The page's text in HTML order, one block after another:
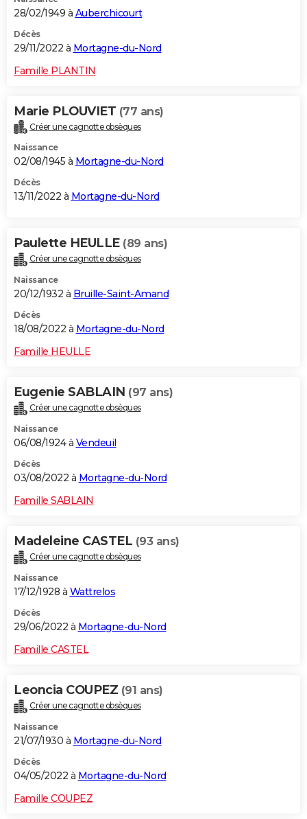
28/02/1949 à Auberchicourt
Décès
29/11/2022 à Mortagne-du-Nord
Famille PLANTIN
Marie PLOUVIET (77 ans)
Créer une cagnotte obsèques
Naissance
02/08/1945 à Mortagne-du-Nord
Décès
13/11/2022 à Mortagne-du-Nord
Paulette HEULLE (89 ans)
Créer une cagnotte obsèques
Naissance
20/12/1932 à Bruille-Saint-Amand
Décès
18/08/2022 à Mortagne-du-Nord
Famille HEULLE
Eugenie SABLAIN (97 ans)
Créer une cagnotte obsèques
Naissance
06/08/1924 à Vendeuil
Décès
03/08/2022 à Mortagne-du-Nord
Famille SABLAIN
Madeleine CASTEL (93 ans)
Créer une cagnotte obsèques
Naissance
17/12/1928 à Wattrelos
Décès
29/06/2022 à Mortagne-du-Nord
Famille CASTEL
Leoncia COUPEZ (91 ans)
Créer une cagnotte obsèques
Naissance
21/07/1930 à Mortagne-du-Nord
Décès
04/05/2022 à Mortagne-du-Nord
Famille COUPEZ